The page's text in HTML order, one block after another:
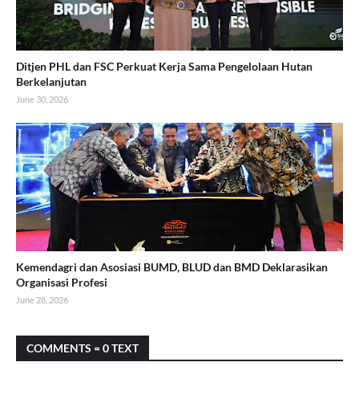
Ditjen PHL dan FSC Perkuat Kerja Sama Pengelolaan Hutan
Berkelanjutan
June 30, 2026
Kemendagri dan Asosiasi BUMD, BLUD dan BMD Deklarasikan
Organisasi Profesi
June 28, 2026
COMMENTS = 0 TEXT